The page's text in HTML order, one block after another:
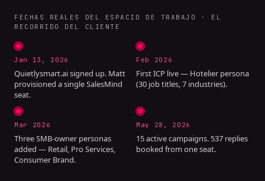
FECHAS REALES DEL ESPACIO DE TRABAJO · EL
RECORRIDO DEL CLIENTE
Jan 13, 2026
Quietlysmart.ai signed up. Matt
provisioned a single SalesMind
seat.
Feb 2026
First ICP live — Hotelier persona
(30 job titles, 7 industries).
Mar 2026
Three SMB-owner personas
added — Retail, Pro Services,
Consumer Brand.
May 28, 2026
15 active campaigns. 537 replies
booked from one seat.